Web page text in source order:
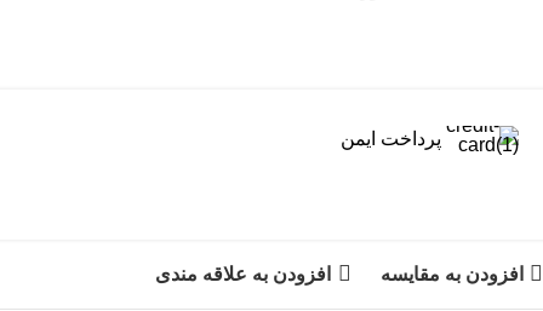
پرداخت ایمن
افزودن به مقایسه افزودن به علاقه مندی